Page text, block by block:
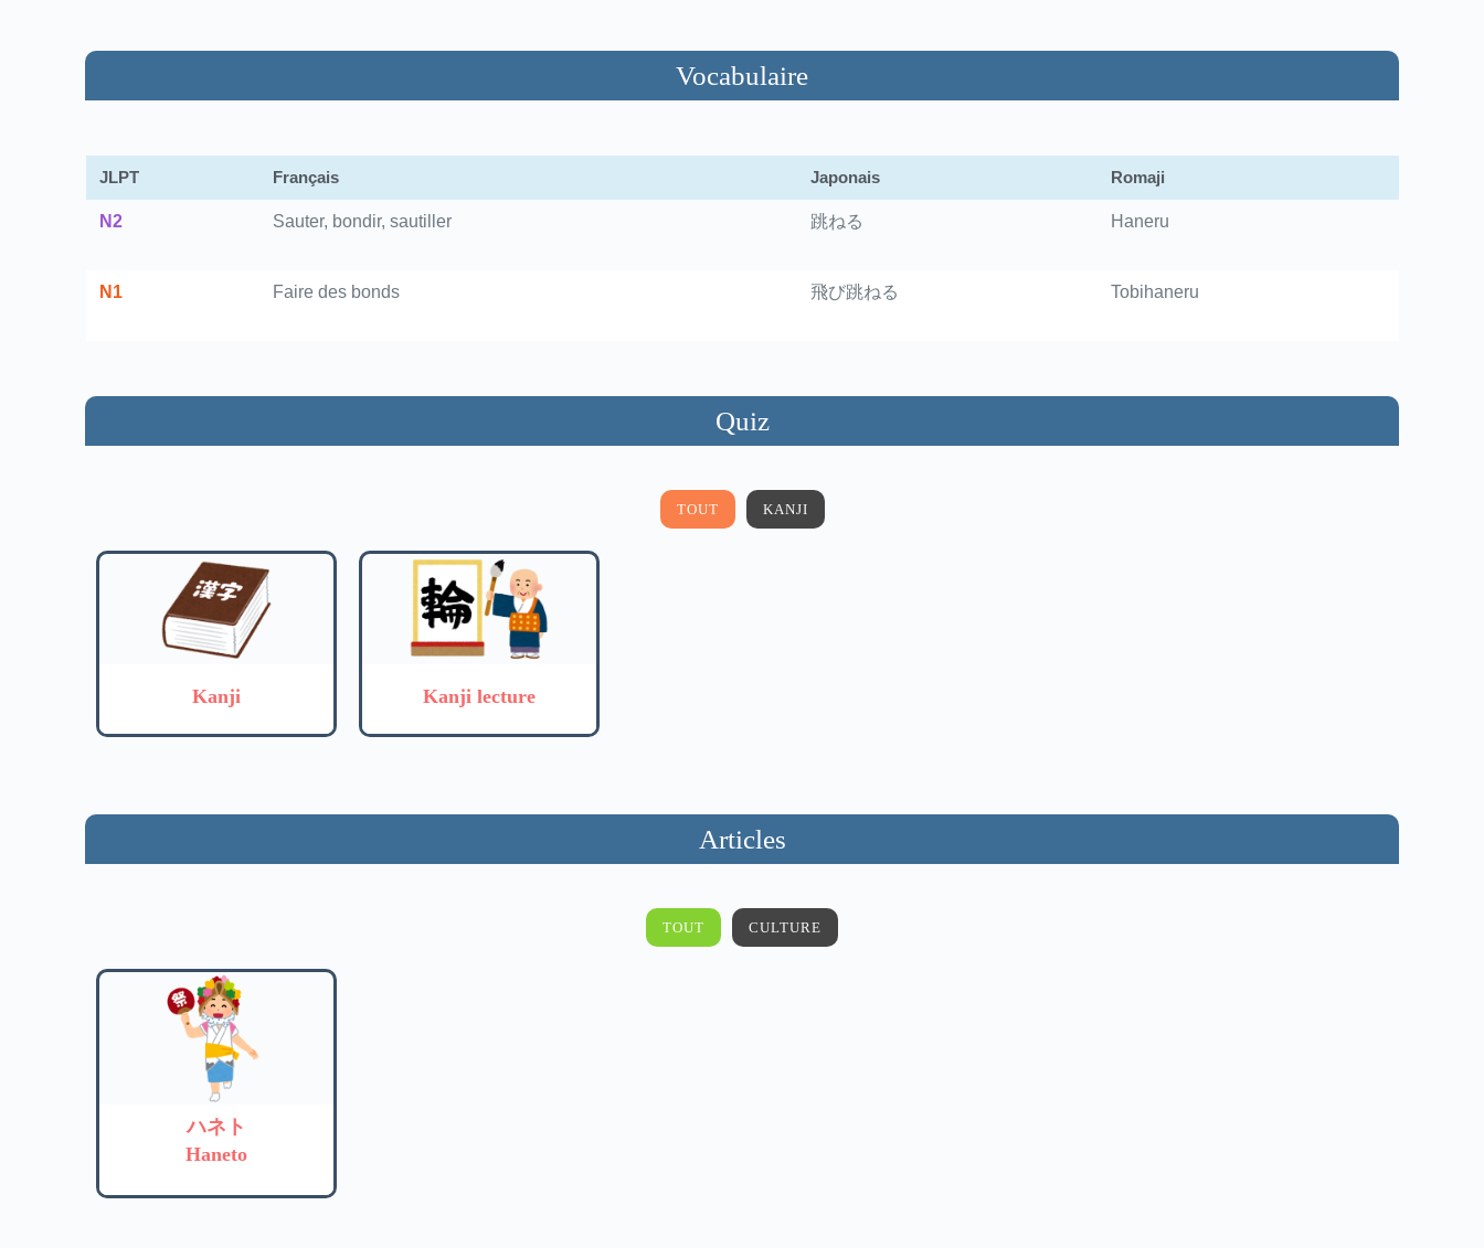
Vocabulaire
JLPT Français Japonais Romaji
N2 Sauter, bondir, sautiller 跳ねる Haneru
N1 Faire des bonds 飛び跳ねる Tobihaneru
Quiz
TOUT KANJI
Kanji Kanji lecture
Articles
TOUT CULTURE
ハネト
Haneto